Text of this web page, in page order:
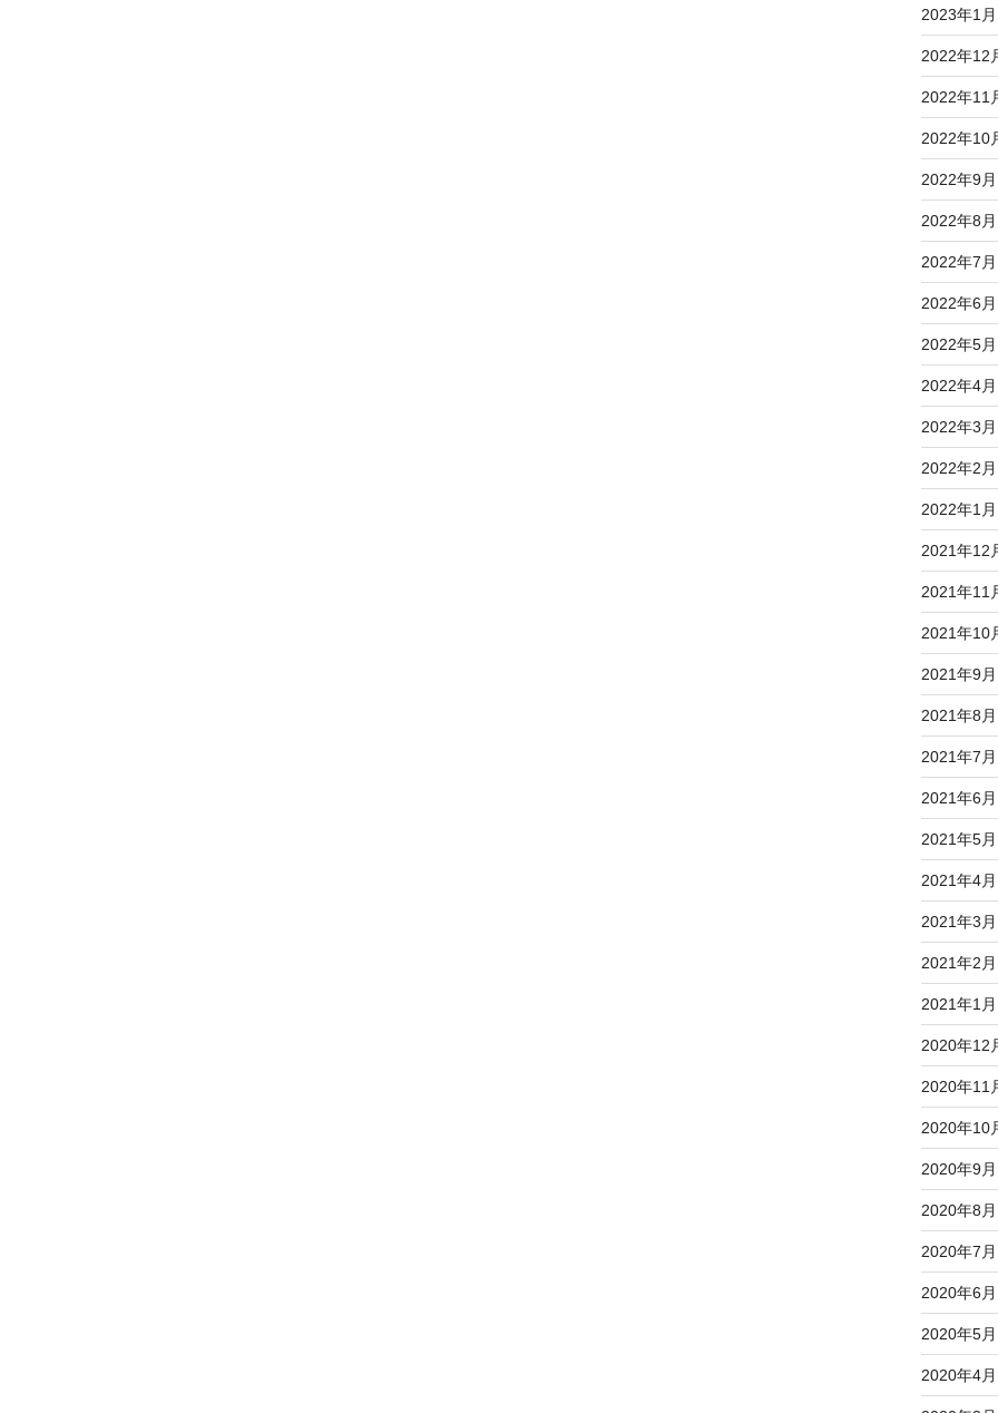
2023年1月
2022年12
2022年11
2022年10
2022年9月
2022年8月
2022年7月
2022年6月
2022年5月
2022年4月
2022年3月
2022年2月
2022年1月
2021年12
2021年11
2021年10
2021年9月
2021年8月
2021年7月
2021年6月
2021年5月
2021年4月
2021年3月
2021年2月
2021年1月
2020年12
2020年11
2020年10
2020年9月
2020年8月
2020年7月
2020年6月
2020年5月
2020年4月